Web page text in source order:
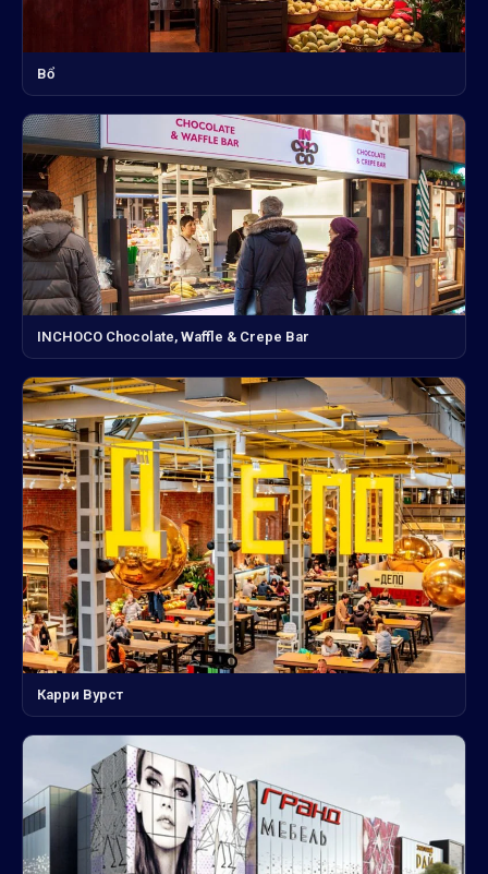
Bổ
INCHOCO Chocolate, Waffle & Crepe Bar
Карри Вурст